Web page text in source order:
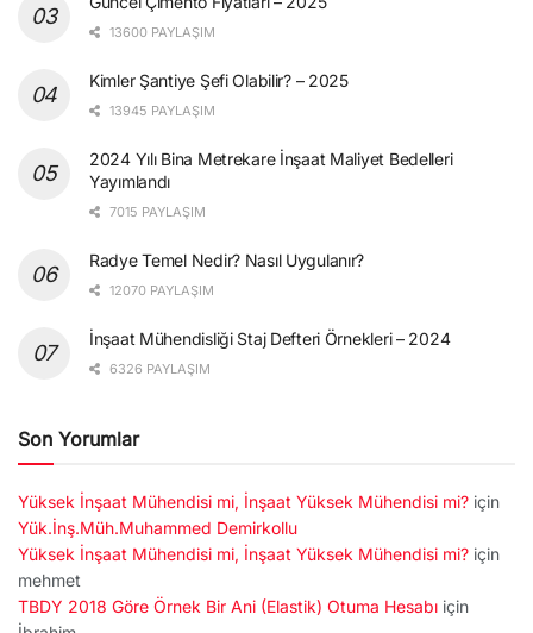
13600 PAYLAŞIM
Kimler Şantiye Şefi Olabilir? – 2025
13945 PAYLAŞIM
2024 Yılı Bina Metrekare İnşaat Maliyet Bedelleri
Yayımlandı
7015 PAYLAŞIM
Radye Temel Nedir? Nasıl Uygulanır?
12070 PAYLAŞIM
İnşaat Mühendisliği Staj Defteri Örnekleri – 2024
6326 PAYLAŞIM
Son Yorumlar
Yüksek İnşaat Mühendisi mi, İnşaat Yüksek Mühendisi mi? için
Yük.İnş.Müh.Muhammed Demirkollu
Yüksek İnşaat Mühendisi mi, İnşaat Yüksek Mühendisi mi? için
mehmet
TBDY 2018 Göre Örnek Bir Ani (Elastik) Otuma Hesabı için